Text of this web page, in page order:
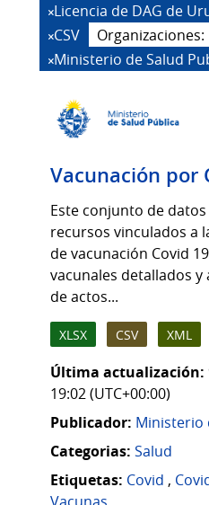
Licencia de DAG de
CSV
Organizaciones:
Ministerio de Salud
Vacunación por
Este conjunto de
recursos vinculados a
de vacunación Covid
vacunales detallados
de actos...
XLSX CSV XML
Última actualización:
19:02 (UTC+00:00)
Publicador: Ministerio
Categorias: Salud
Etiquetas: Covid ,